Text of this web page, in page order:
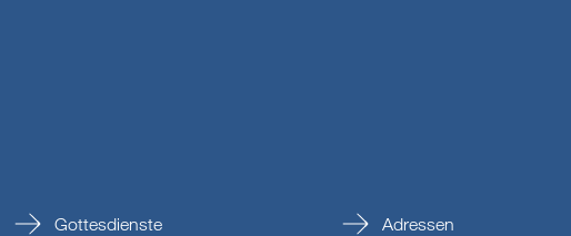
Gottesdienste
Adressen